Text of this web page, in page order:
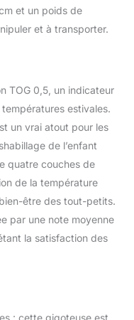
et un poids de
et à transporter.
TOG 0,5, un indicateur
estivales.
un vrai atout pour les
de l’enfant
quatre couches de
de la température
être des tout-petits.
par une note moyenne
la satisfaction des